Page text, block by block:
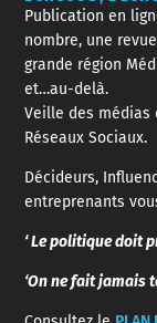
Publication en
nombre, une
grande région
et…au-delà.
Veille des médias
Réseaux Sociaux.
Décideurs,
entreprenants
‘ Le politique doit
‘On ne fait jamais